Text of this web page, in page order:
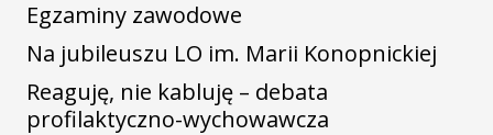
Egzaminy zawodowe
Na jubileuszu LO im. Marii Konopnickiej
Reaguję, nie kabluję – debata
profilaktyczno-wychowawcza